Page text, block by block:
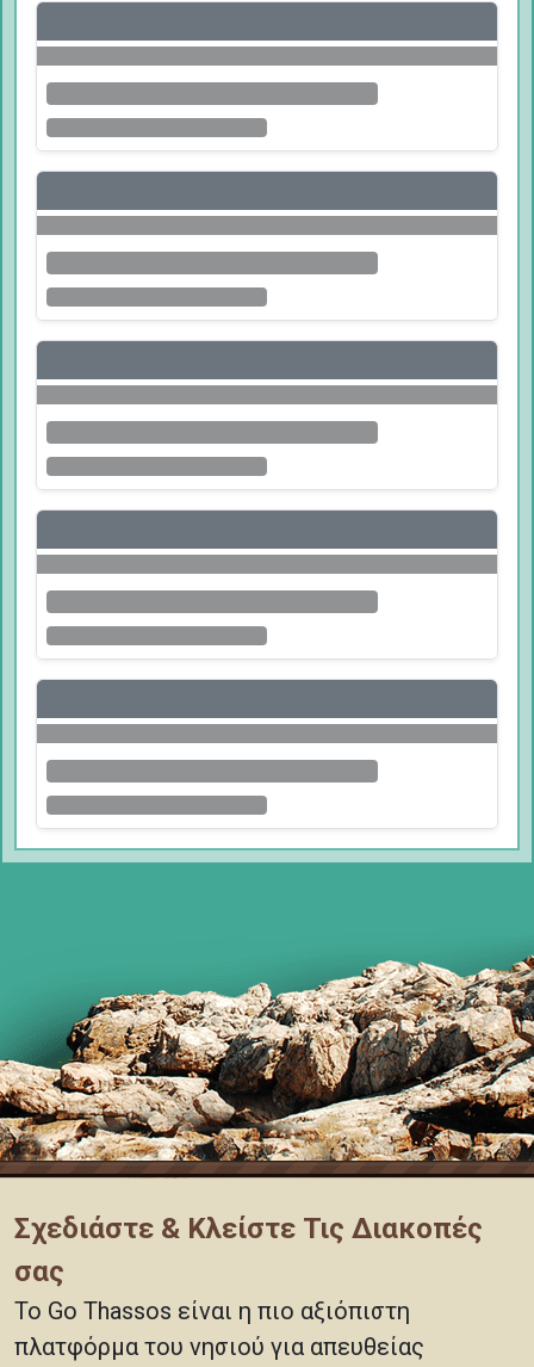
Σχεδιάστε & Κλείστε Τις Διακοπές
σας
Το Go Thassos είναι η πιο αξιόπιστη
πλατφόρμα του νησιού για απευθείας